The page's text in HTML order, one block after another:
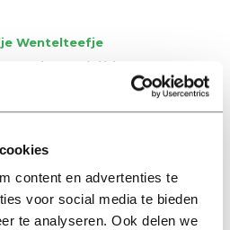
content en advertenties te
voor social media te bieden
te analyseren. Ook delen we
Wentelteefje
goede maaltijd
getest: de lekkerste
van de campus
2019